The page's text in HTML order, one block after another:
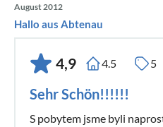
August 2012
Hallo aus Abtenau
4,9 4.5 5
Sehr Schön!!!!!!
S pobytem jsme byli